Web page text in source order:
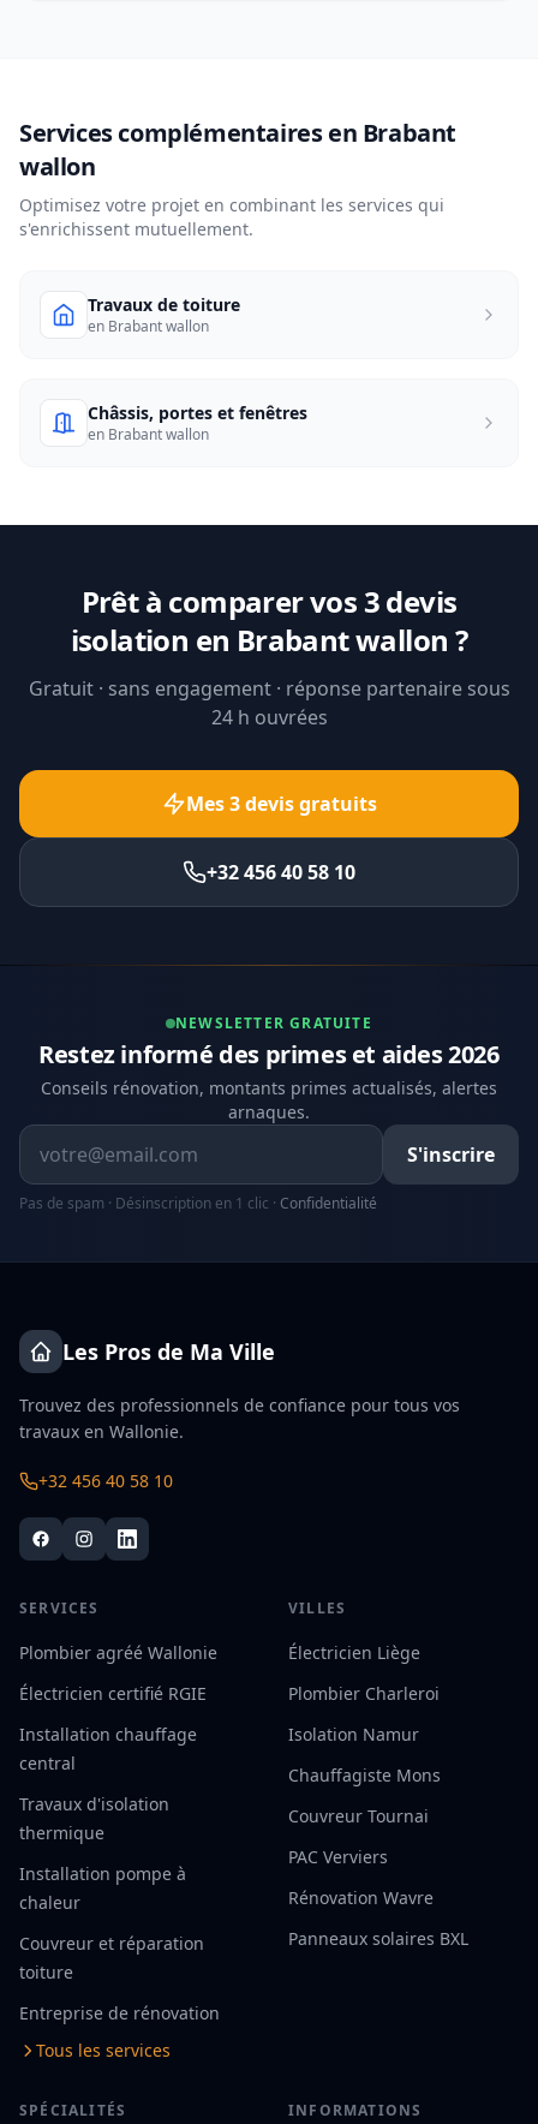
Services complémentaires en Brabant
wallon
Optimisez votre projet en combinant les services qui
s'enrichissent mutuellement.
Travaux de toiture
en Brabant wallon
Châssis, portes et fenêtres
en Brabant wallon
Prêt à comparer vos 3 devis
isolation en Brabant wallon ?
Gratuit · sans engagement · réponse partenaire sous
24 h ouvrées
Mes 3 devis gratuits
+32 456 40 58 10
NEWSLETTER GRATUITE
Restez informé des primes et aides 2026
Conseils rénovation, montants primes actualisés, alertes
arnaques.
Adresse email
S'inscrire
Pas de spam · Désinscription en 1 clic · Confidentialité
Les Pros de Ma Ville
Trouvez des professionnels de confiance pour tous vos
travaux en Wallonie.
+32 456 40 58 10
SERVICES
Plombier agréé Wallonie
Électricien certifié RGIE
Installation chauffage
central
Travaux d'isolation
thermique
Installation pompe à
chaleur
Couvreur et réparation
toiture
Entreprise de rénovation
Tous les services
VILLES
Électricien Liège
Plombier Charleroi
Isolation Namur
Chauffagiste Mons
Couvreur Tournai
PAC Verviers
Rénovation Wavre
Panneaux solaires BXL
SPÉCIALITÉS INFORMATIONS